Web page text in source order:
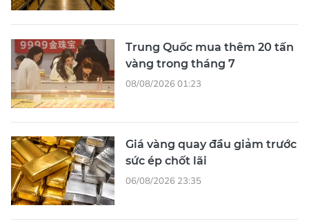
Trung Quốc mua thêm 20 tấn
vàng trong tháng 7
08/08/2026 01:23
Giá vàng quay đầu giảm trước
sức ép chốt lãi
06/08/2026 23:35